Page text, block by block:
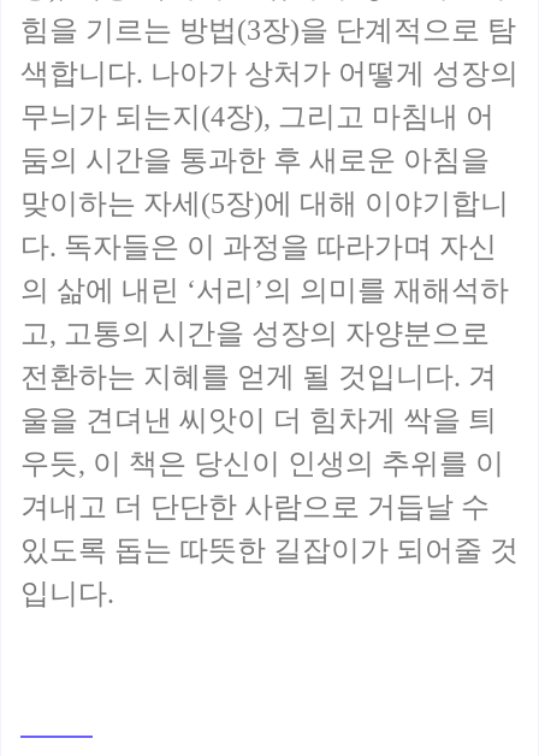
힘을 기르는 방법(3장)을 단계적으로 탐
색합니다. 나아가 상처가 어떻게 성장의
무늬가 되는지(4장), 그리고 마침내 어
둠의 시간을 통과한 후 새로운 아침을
맞이하는 자세(5장)에 대해 이야기합니
다. 독자들은 이 과정을 따라가며 자신
의 삶에 내린 ‘서리’의 의미를 재해석하
고, 고통의 시간을 성장의 자양분으로
전환하는 지혜를 얻게 될 것입니다. 겨
울을 견뎌낸 씨앗이 더 힘차게 싹을 틔
우듯, 이 책은 당신이 인생의 추위를 이
겨내고 더 단단한 사람으로 거듭날 수
있도록 돕는 따뜻한 길잡이가 되어줄 것